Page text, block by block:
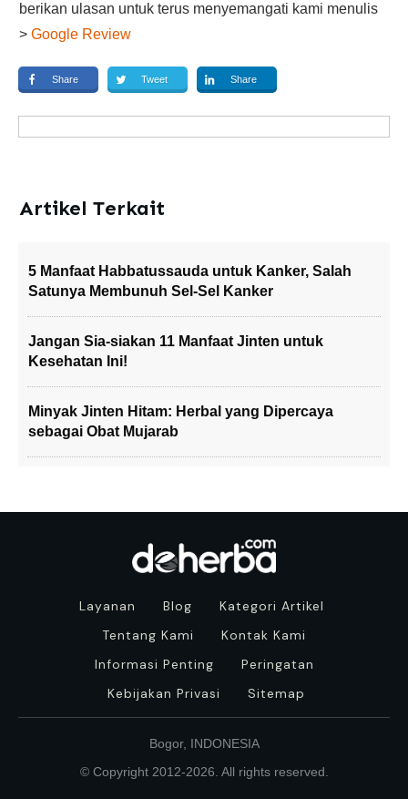
berikan ulasan untuk terus menyemangati kami menulis
> Google Review
Share Tweet Share
Artikel Terkait
5 Manfaat Habbatussauda untuk Kanker, Salah
Satunya Membunuh Sel-Sel Kanker
Jangan Sia-siakan 11 Manfaat Jinten untuk
Kesehatan Ini!
Minyak Jinten Hitam: Herbal yang Dipercaya
sebagai Obat Mujarab
Layanan Blog
Kategori Artikel
Tentang Kami
Kontak Kami
Informasi Penting
Peringatan
Kebijakan Privasi
Sitemap
Bogor, INDONESIA
© Copyright 2012-2026. All rights reserved.